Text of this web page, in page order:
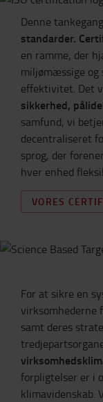
Denne
standarder.
en ramme, der
miljømæssige og
effektivitet. Det
sikkerhed,
samfund, vi
decentraliseret
sprog, der
hver enhed
VORES
For at sikre en
virksomhederne
samt deres
forpligtelser er i
klimavidenskab.